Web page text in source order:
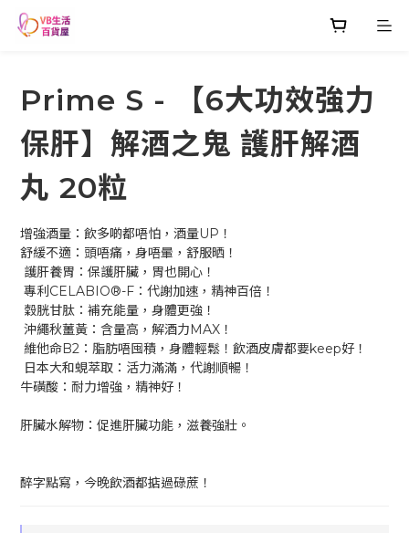
Prime S - 【6大功效強力
保肝】解酒之鬼 護肝解酒
丸 20粒
增強酒量：飲多啲都唔怕，酒量UP！
舒緩不適：頭唔痛，身唔暈，舒服晒！
護肝養胃：保護肝臟，胃也開心！
專利CELABIO®-F：代謝加速，精神百倍！
穀胱甘肽：補充能量，身體更強！
沖繩秋薑黃：含量高，解酒力MAX！
維他命B2：脂肪唔囤積，身體輕鬆！飲酒皮膚都要keep好！
日本大和蜆萃取：活力滿滿，代謝順暢！
牛磺酸：耐力增強，精神好！
肝臟水解物：促進肝臟功能，滋養強壯。
醉字點寫，今晚飲酒都掂過碌蔗！